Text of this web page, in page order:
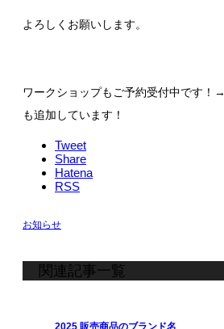
よろしくお願いします。
ワークショップもご予約受付中です！→
も追加しています！
Tweet
Share
Hatena
RSS
お知らせ
関連記事一覧
2025 販売商品のブランド名